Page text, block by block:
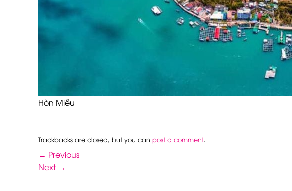
Hòn Miễu
Trackbacks are closed, but you can post a comment.
← Previous
Next →